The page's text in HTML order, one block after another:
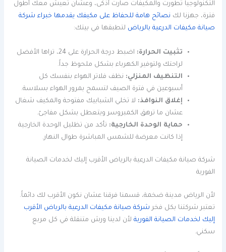
التكنولوجيا تطورت والمكيفات صارت أذكى، وعشان تعيش معك أطول
فترة، جهزنا لك نصائح هامة للحفاظ على مكيفك يقدمها خبراء شركة
صيانة مكيفات الدرعية بالرياض لتطبقها في بيتك:
تثبيت الحرارة:
اضبط درجة الحرارة على 24، تراها الأفضل
لراحتك ولتوفير الكهرباء بشكل ملحوظ جداً.
التنظيف المنزلي: نظف فلاتر الهواء بنفسك كل
أسبوعين في فترة الصيف لتسمح بمرور الهواء بسلاسة.
إغلاق النوافذ: لا تخلي الشبابيك مفتوحة والمكيف شغال
عشان ما ترهق الكمبروسر ويتعطل بشكل مفاجئ.
حماية الوحدة الخارجية: تأكد من تظليل الوحدة الخارجية
إذا كانت معرضة للشمس المباشرة طوال النهار.
شركة صيانة مكيفات الدرعية بالرياض الأقرب إليك لخدمات الصيانة
الفورية
لأن الرياض مدينة ضخمة، قسمنا فرقنا عشان نكون الأقرب لك دائماً.
تعتبر شركتنا بكل فخر شركة صيانة مكيفات الدرعية بالرياض الأقرب
إليك لخدمات الصيانة الفورية لأن لدينا ورش متنقلة في كل مربع
سكني.